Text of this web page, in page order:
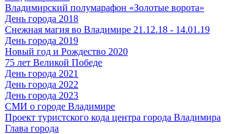
Владимирский полумарафон «Золотые ворота»
День города 2018
Снежная магия во Владимире 21.12.18 - 14.01.19
День города 2019
Новый год и Рождество 2020
75 лет Великой Победе
День города 2021
День города 2022
День города 2023
СМИ о городе Владимире
Проект туристского кода центра города Владимира
Глава города